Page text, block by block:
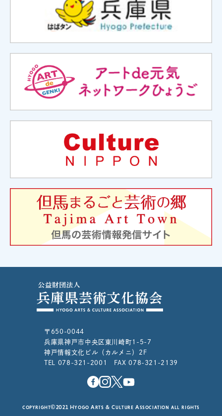
〒650-0044
兵庫県神戸市中央区東川崎町1-5-7
神戸情報文化ビル（カルメニ）2F
TEL 078-321-2001 FAX 078-321-2139
copyright©2021 Hyogo Arts & Culture Association all rights